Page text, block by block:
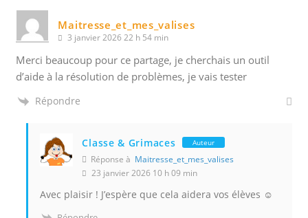
Maitresse_et_mes_valises
3 janvier 2026 22 h 54 min
Merci beaucoup pour ce partage, je cherchais un outil
d’aide à la résolution de problèmes, je vais tester
Répondre
Classe & Grimaces Auteur
Réponse à Maitresse_et_mes_valises
23 janvier 2026 10 h 09 min
Avec plaisir ! J’espère que cela aidera vos élèves ☺️